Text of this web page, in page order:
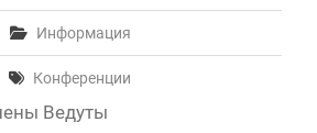
Информация
Конференции
Ведуты